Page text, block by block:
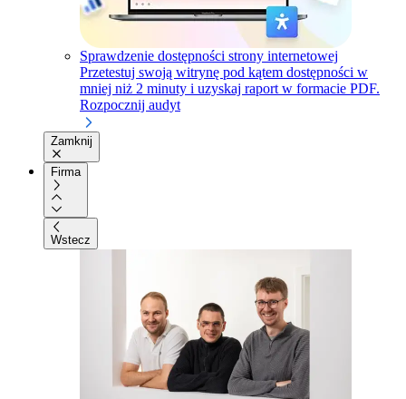
Sprawdzenie dostępności strony internetowej
Przetestuj swoją witrynę pod kątem dostępności w
mniej niż 2 minuty i uzyskaj raport w formacie PDF.
Rozpocznij audyt
Zamknij
Firma
Wstecz